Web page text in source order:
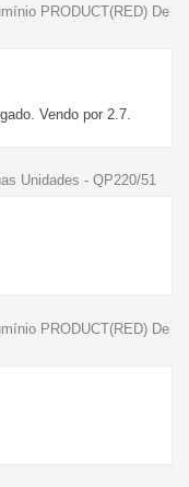
PRODUCT(RED) De
Vendo por 2.7.
Unidades - QP220/51
PRODUCT(RED) De